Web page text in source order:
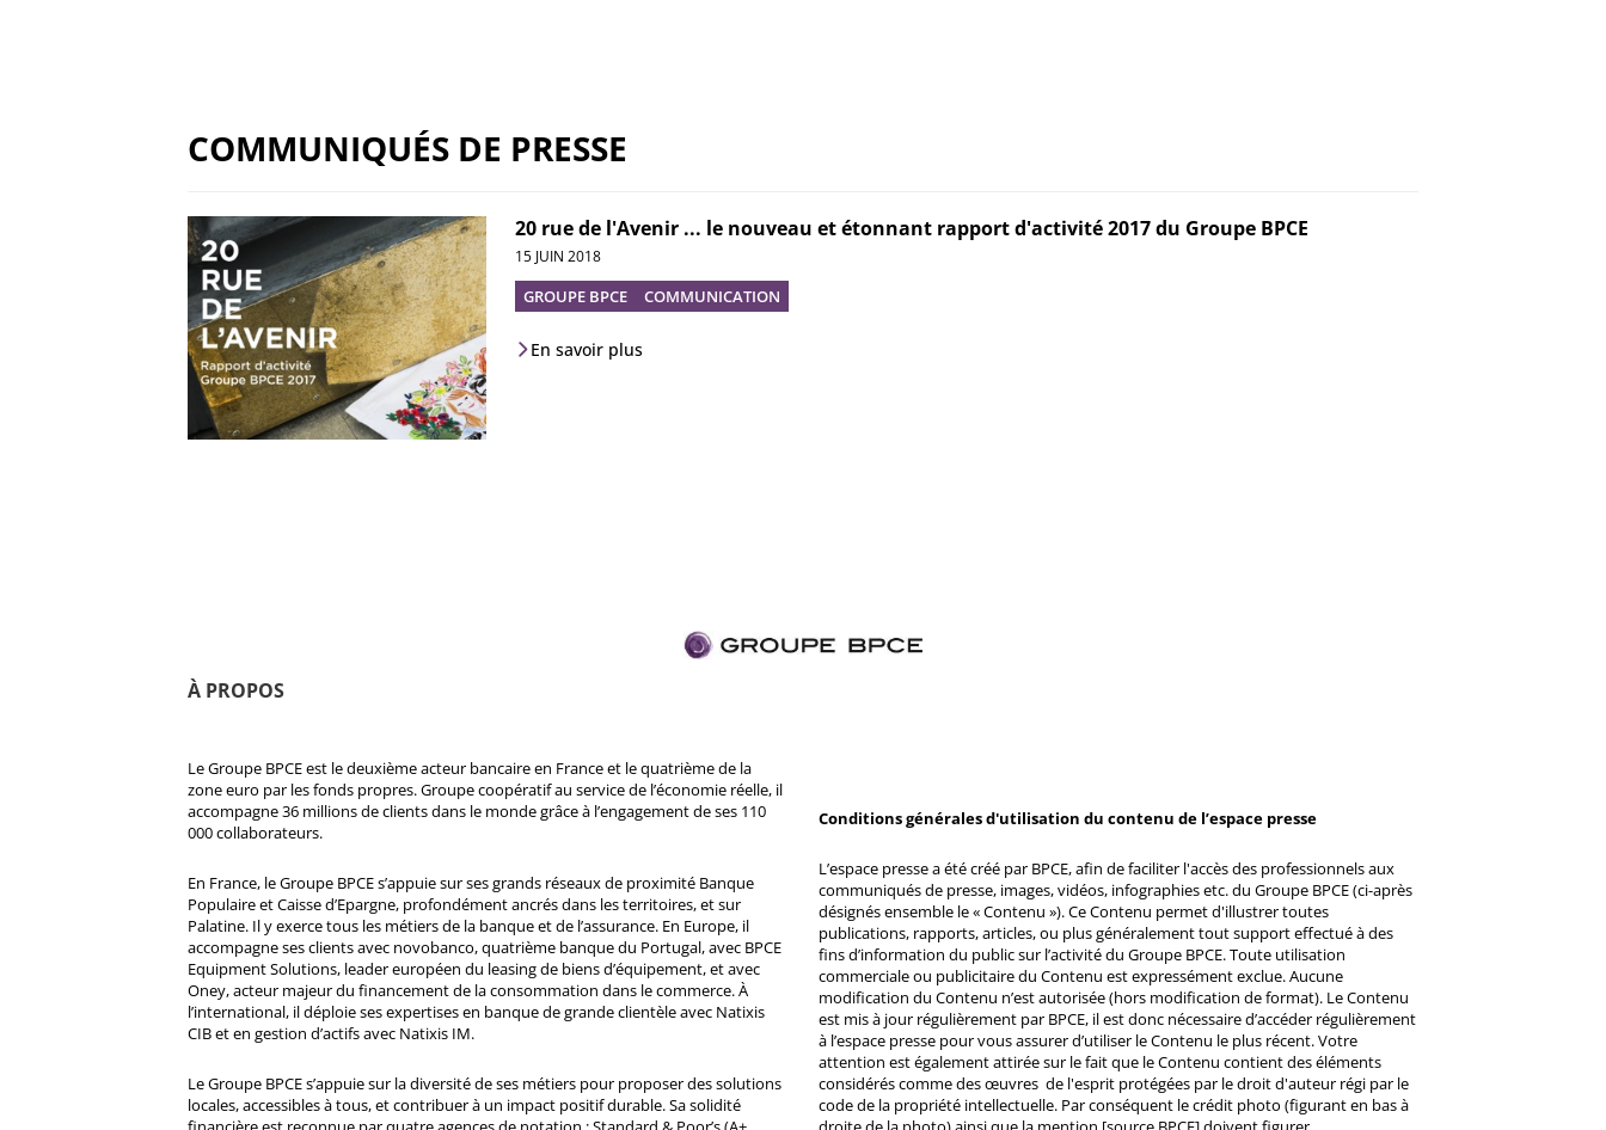
COMMUNIQUÉS DE PRESSE
20 rue de l'Avenir ... le nouveau et étonnant rapport d'activité 2017 du Groupe BPCE
15 JUIN 2018
GROUPE BPCE COMMUNICATION
En savoir plus
À PROPOS
Le Groupe BPCE est le deuxième acteur bancaire en France et le quatrième de la
zone euro par les fonds propres. Groupe coopératif au service de l’économie réelle, il
accompagne 36 millions de clients dans le monde grâce à l’engagement de ses 110
000 collaborateurs.
En France, le Groupe BPCE s’appuie sur ses grands réseaux de proximité Banque
Populaire et Caisse d’Epargne, profondément ancrés dans les territoires, et sur
Palatine. Il y exerce tous les métiers de la banque et de l’assurance. En Europe, il
accompagne ses clients avec novobanco, quatrième banque du Portugal, avec BPCE
Equipment Solutions, leader européen du leasing de biens d’équipement, et avec
Oney, acteur majeur du financement de la consommation dans le commerce. À
l’international, il déploie ses expertises en banque de grande clientèle avec Natixis
CIB et en gestion d’actifs avec Natixis IM.
Le Groupe BPCE s’appuie sur la diversité de ses métiers pour proposer des solutions
locales, accessibles à tous, et contribuer à un impact positif durable. Sa solidité
Conditions générales d'utilisation du contenu de l’espace presse
L’espace presse a été créé par BPCE, afin de faciliter l'accès des professionnels aux
communiqués de presse, images, vidéos, infographies etc. du Groupe BPCE (ci-après
désignés ensemble le « Contenu »). Ce Contenu permet d'illustrer toutes
publications, rapports, articles, ou plus généralement tout support effectué à des
fins d’information du public sur l’activité du Groupe BPCE. Toute utilisation
commerciale ou publicitaire du Contenu est expressément exclue. Aucune
modification du Contenu n’est autorisée (hors modification de format). Le Contenu
est mis à jour régulièrement par BPCE, il est donc nécessaire d’accéder régulièrement
à l’espace presse pour vous assurer d’utiliser le Contenu le plus récent. Votre
attention est également attirée sur le fait que le Contenu contient des éléments
considérés comme des œuvres de l'esprit protégées par le droit d'auteur régi par le
code de la propriété intellectuelle. Par conséquent le crédit photo (figurant en bas à